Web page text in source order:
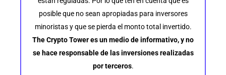
posible que no sean apropiadas para inversores
minoristas y que se pierda el monto total invertido.
The Crypto Tower es un medio de informativo, y no
se hace responsable de las inversiones realizadas
por terceros.